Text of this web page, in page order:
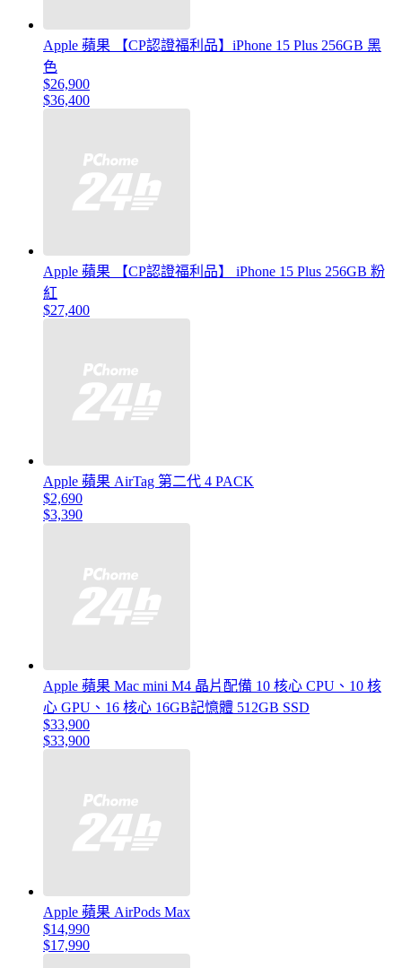
Apple 蘋果 【CP認證福利品】iPhone 15 Plus 256GB 黑
色
$26,900
$36,400
Apple 蘋果 【CP認證福利品】 iPhone 15 Plus 256GB 粉
紅
$27,400
Apple 蘋果 AirTag 第二代 4 PACK
$2,690
$3,390
Apple 蘋果 Mac mini M4 晶片配備 10 核心 CPU、10 核
心 GPU、16 核心 16GB記憶體 512GB SSD
$33,900
$33,900
Apple 蘋果 AirPods Max
$14,990
$17,990